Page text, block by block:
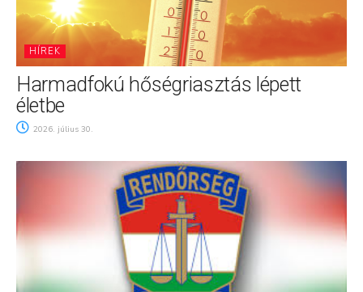
HÍREK
Harmadfokú hőségriasztás lépett
életbe
2026. július 30.